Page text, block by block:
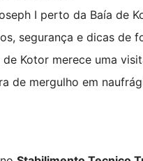
I perto da Baía de
segurança e dicas de
Kotor merece uma
de mergulho em